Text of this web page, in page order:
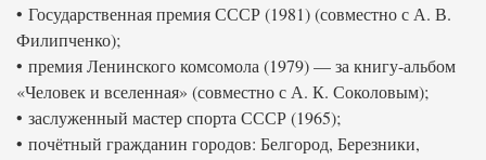
• Государственная премия СССР (1981) (совместно с А. В.
Филипченко);
• премия Ленинского комсомола (1979) — за книгу-альбом
«Человек и вселенная» (совместно с А. К. Соколовым);
• заслуженный мастер спорта СССР (1965);
• почётный гражданин городов: Белгород, Березники,